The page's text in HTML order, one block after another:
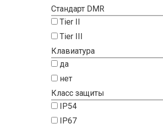
Стандарт DMR
Tier II
Tier III
Клавиатура
да
нет
Класс защиты
IP54
IP67